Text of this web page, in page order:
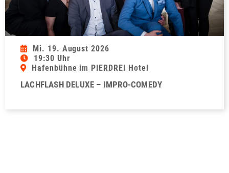
Mi. 19. August 2026
19:30 Uhr
Hafenbühne im PIERDREI Hotel
LACHFLASH DELUXE – IMPRO-COMEDY